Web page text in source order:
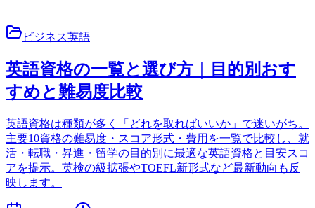
ビジネス英語
英語資格の一覧と選び方｜目的別おす
すめと難易度比較
英語資格は種類が多く「どれを取ればいいか」で迷いがち。
主要10資格の難易度・スコア形式・費用を一覧で比較し、就
活・転職・昇進・留学の目的別に最適な英語資格と目安スコ
アを提示。英検の級拡張やTOEFL新形式など最新動向も反
映します。